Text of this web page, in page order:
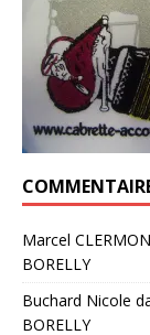
Marcel
BORELLY
Buchard Nicole
BORELLY